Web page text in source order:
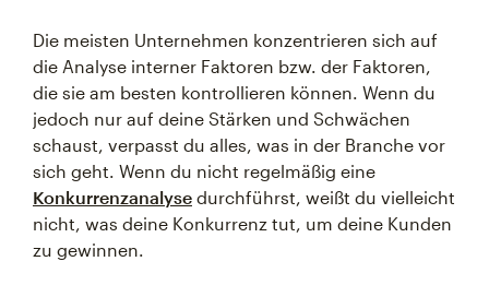
Die meisten Unternehmen konzentrieren sich auf
die Analyse interner Faktoren bzw. der Faktoren,
die sie am besten kontrollieren können. Wenn du
jedoch nur auf deine Stärken und Schwächen
schaust, verpasst du alles, was in der Branche vor
sich geht. Wenn du nicht regelmäßig eine
Konkurrenzanalyse durchführst, weißt du vielleicht
nicht, was deine Konkurrenz tut, um deine Kunden
zu gewinnen.